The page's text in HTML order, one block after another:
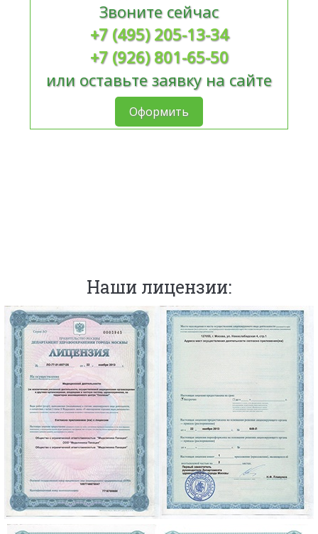
Звоните сейчас
+7 (495) 205-13-34
+7 (926) 801-65-50
или оставьте заявку на сайте
Оформить
Наши лицензии: